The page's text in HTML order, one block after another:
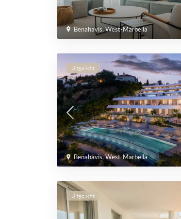
Benahavis,West-Marbella
Benahavis,West-Marbella
Uitgelicht
Uitgelicht